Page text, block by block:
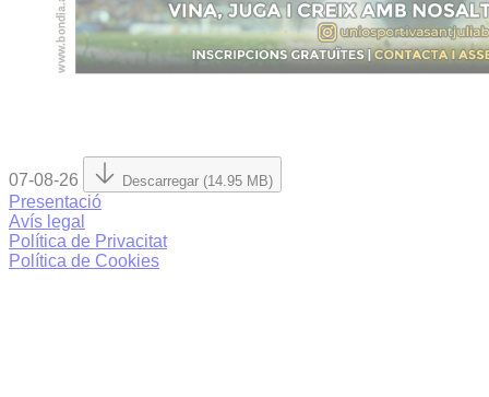
07-08-26 Descarregar (14.95 MB)
Presentació
Avís legal
Política de Privacitat
Política de Cookies